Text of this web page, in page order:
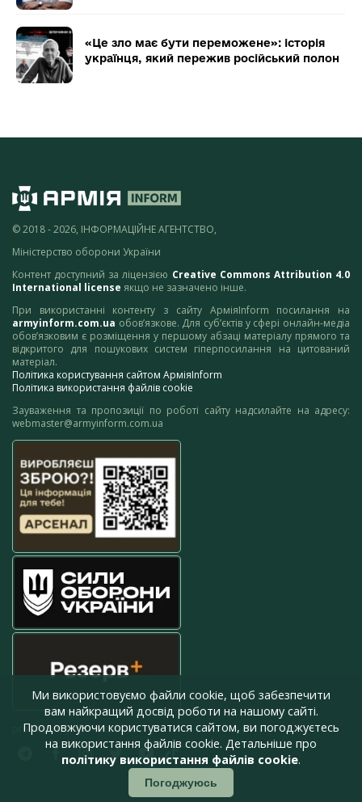
«Це зло має бути переможене»: історія
українця, який пережив російський полон
© 2018 - 2026, ІНФОРМАЦІЙНЕ АГЕНТСТВО,
Міністерство оборони України
Контент доступний за ліцензією Creative Commons Attribution 4.0
International license якщо не зазначено інше.
При використанні контенту з сайту АрміяInform посилання на
armyinform.com.ua обов’язкове. Для суб’єктів у сфері онлайн-медіа
обов’язковим є розміщення у першому абзаці матеріалу прямого та
відкритого для пошукових систем гіперпосилання на цитований
матеріал.
Політика користування сайтом АрміяInform
Політика використання файлів cookie
Зауваження та пропозиції по роботі сайту надсилайте на адресу:
webmaster@armyinform.com.ua
press@armyinform.com.ua
Ми використовуємо файли cookie, щоб забезпечити
вам найкращий досвід роботи на нашому сайті.
Продовжуючи користуватися сайтом, ви погоджуєтесь
на використання файлів cookie. Детальніше про
політику використання файлів cookie.
Погоджуюсь